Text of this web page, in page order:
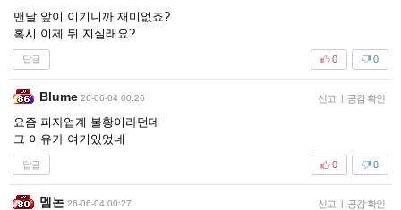
맨날 앞이 이기니까 재미없죠?
혹시 이제 뒤 지실래요?
답글 0
0
Blume 26-06-04 00:26 신고 | 공감 확인
요즘 피자업계 불황이라던데
그 이유가 여기있었네
답글 0
0
멤논 26-06-04 00:27 신고 | 공감 확인